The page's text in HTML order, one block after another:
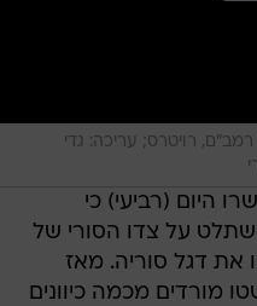
רמב"ם, רויטרס; עריכה: גדי
היום (רביעי) כי
על צדו הסורי של
את דגל סוריה. מאז
מורדים מכמה כיוונים